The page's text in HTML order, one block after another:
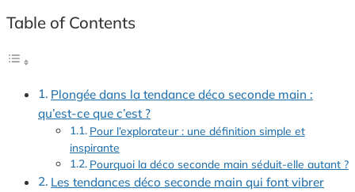
Table of Contents
Plongée dans la tendance déco seconde main :
qu’est-ce que c’est ?
Pour l’explorateur : une définition simple et
inspirante
Pourquoi la déco seconde main séduit-elle autant ?
Les tendances déco seconde main qui font vibrer